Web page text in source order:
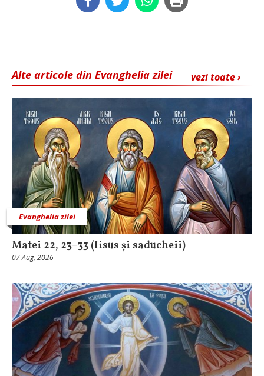
vezi toate ›
Alte articole din Evanghelia zilei
Evanghelia zilei
Matei 22, 23–33 (Iisus și saducheii)
07 Aug, 2026